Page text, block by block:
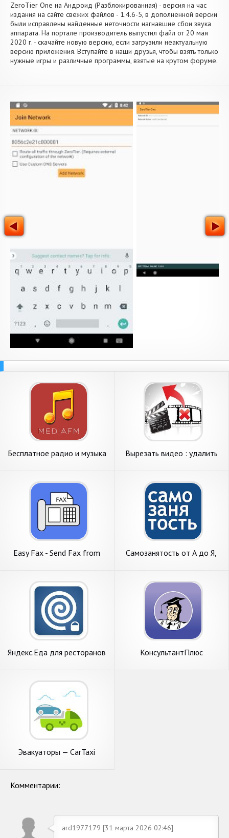
ZeroTier One на Андроид (Разблокированная) - версия на час
издания на сайте свежих файлов - 1.4.6-5, в дополненной версии
были исправлены найденные неточности нагнавшие сбои звука
аппарата. На портале производитель выпустил файл от 20 мая
2020 г. - скачайте новую версию, если загрузили неактуальную
версию приложения. Вступайте в наши друзья, чтобы взять только
нужные игры и различные программы, взятые на крутом форуме.
Бесплатное радио и музыка
Вырезать видео : удалить
Easy Fax - Send Fax from
Самозанятость от А до Я,
Яндекс.Еда для ресторанов КонсультантПлюс
Эвакуаторы — CarTaxi
Комментарии:
ard1977179 [31 марта 2026 02:46]